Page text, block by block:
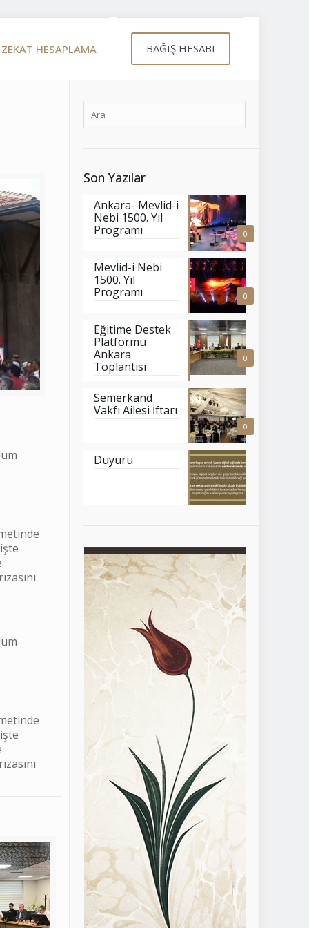
ZEKAT HESAPLAMA BAĞIŞ HESABI
Son Yazılar
0
Ankara- Mevlid-i
Nebi 1500. Yıl
Programı
0
Mevlid-i Nebi
1500. Yıl
Programı
0
Eğitime Destek
Platformu
Ankara
Toplantısı
0
Semerkand
Vakfı Ailesi İftarı
Duyuru